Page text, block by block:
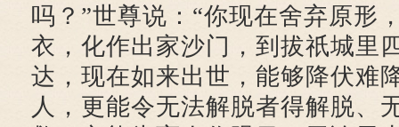
吗？”世尊说：“你现在舍弃原形
衣，化作出家沙门，到拔祇城里
达，现在如来出世，能够降伏难
人，更能令无法解脱者得解脱、